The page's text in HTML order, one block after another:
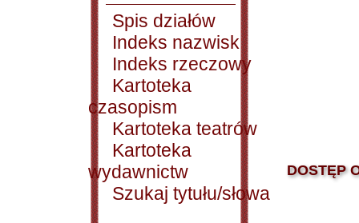
Spis działów
Indeks nazwisk
Indeks rzeczowy
Kartoteka
czasopism
Kartoteka teatrów
Kartoteka
wydawnictw
Szukaj tytułu/słowa
DOSTĘP